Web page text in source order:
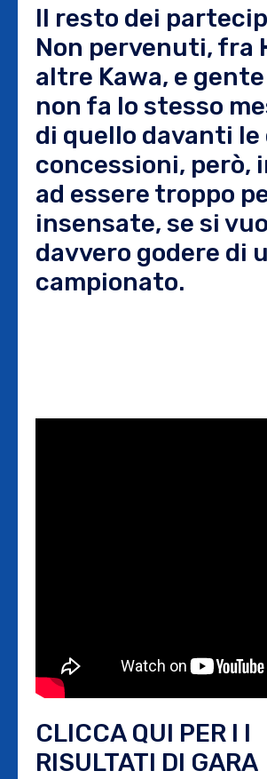
Il resto dei
Non pervenuti, fra
altre Kawa, e
non fa lo stesso
di quello davanti le
concessioni, però,
ad essere troppo
insensate, se si
davvero godere di
campionato.
CLICCA QUI PER I I
RISULTATI DI GARA